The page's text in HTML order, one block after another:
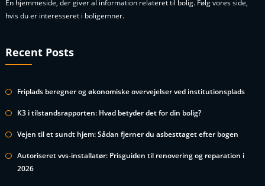
En hjemmeside, der giver al information relateret til bolig. Følg vores side,
hvis du er interesseret i boligemner.
Recent Posts
Friplads beregner og økonomiske overvejelser ved institutionsplads
K3 i tilstandsrapporten: Hvad betyder det for din bolig?
Vejen til et sundt hjem: Sådan fjerner du asbesttaget efter bogen
Autoriseret vvs-installatør: Prisguiden til renovering og reparation i
2026